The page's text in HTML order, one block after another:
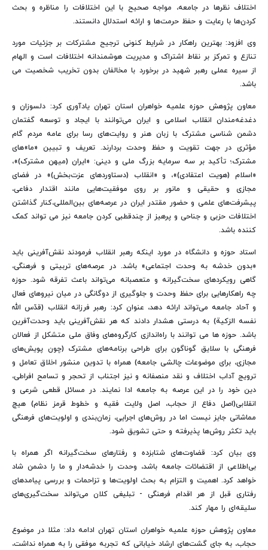
اختلاف نظرها در جامعه، مواجه‌ صحیح با این اختلافات را مناظره و بحث
کردن‌ها با رعایت و حفظ حرمت‌ها و ارائه استدلال دانستند.
وی افزود: بهترین راهکار در شرایط کنونی ترجیح مشترکات بر جزئیات مورد
تنازع و تمرکز بر نقاط اشتراک و مدیریت هوشمندانه اختلافات است و الهام
از سیره عملی رهبر شهید در برخورد با مخالفان بدون تخریب شخصیت می
باشد.
معاون پژوهش حوزه علمیه خواهران استان تهران یادآوری کرد: دلسوزان و
دغدغه‌مندان انقلاب اسلامی و ایران می‌توانند با ایجاد و توسعه گفتمان
دشمن شناسی مشترک با زبان هنر و روایت‌های رسا برای عامه مردم گام
مؤثری در جهت تقویت و حفظ وحدت بردارند. تعریف و تبیین «ما»های
مشترک؛ تأکید بر سه سرمایه بزرگ ملی و دینی: «ایران (میهن مشترک)»،
«اسلام (هویت اعتقادی)»، و «انقلاب (دستاوردهای عزت‌بخش)» در فضای
مجازی و حقیقی و مانور بر روی موفقیت‌هایی مانند اقتدار دفاعی،
پیشرفت‌های علمی و حضور مقتدر ایران در عرصه‌های بین‌المللی،کنار گذاشتن
اختلافات حزبی و جناحی و پرهیز از چندقطبی کردن جامعه نیز می تواند کمک
کننده باشد.
استاد حوزه و دانشگاه در مورد اینکه رهبر انقلاب فرمودند نقش‌آفرینی باید
«بدون خدشه به وحدت اجتماعی» باشد. در عرصه‌های تربیتی و فرهنگی،
گاهی رویکردهای سخت‌گیرانه و متعصبانه می‌تواند باعث تفرقه شود. حوزه
چه راهکارهایی برای حفظ وحدت و جلوگیری از دوگانگی در میان نیروهای فعال
و آحاد جامعه می‌تواند ارائه دهد، عنوان کرد: رهبر فرزانه انقلاب (قدّس الله
نفسه الزکیة) به درستی هشدار دادند که هر نقش‌آفرینی باید وحدت‌آفرین
باشد. حوزه ها می توانند با راه‌اندازی کارگروه‌های وفاق ملی متشکل از فعالان
فرهنگی با سلایق گوناگون برای طراحی برنامه‌های مشترک (چون پویش‌های
مجازی، برای موضوعات چالشی جامعه) همراه با تدوین منشور اخلاق تعامل و
ترویج آداب اختلاف و نقد منصفانه و نیز اجتناب از تحجر و تسامح افراطی،
دین خود را در این عرصه به جامعه ادا نمایند. در مسائل قطعی شرعی و
انقلابی(اصل دفاع از حجاب، اصل ولایت فقیه و خطوط قرمز نظام) هیچ
مماشاتی جایز نیست اما در روش‌های اجرایی، زمان‌بندی و اولویت‌های فرهنگی
باید تکثر روش‌ها پذیرفته و حتی تشویق شود.
وی بیان کرد: قضاوت‌های شتابزده و رفتارهای سخت‌گیرانه اگر همراه با
بی‌اطلاعی از اقتضائات جامعه باشد، وحدت را خدشه‌دار و ما را دشمن شاد
خواهد کرد. اهمیت و التزام به بحث اولویت‌ها و تزاحمات و بررسی پیامدهای
رفتاری قبل از هر اقدام فرهنگی - تبلیغی کلان می‌تواند سخت‌گیری‌های
سلیقه‌ای را مهار کند.
معاون پژوهش حوزه علمیه خواهران استان تهران ادامه داد: مثلا در موضوع
حجاب، به جای گشت‌های ارشاد خیابانی که تجربه موفقی را به همراه نداشت،